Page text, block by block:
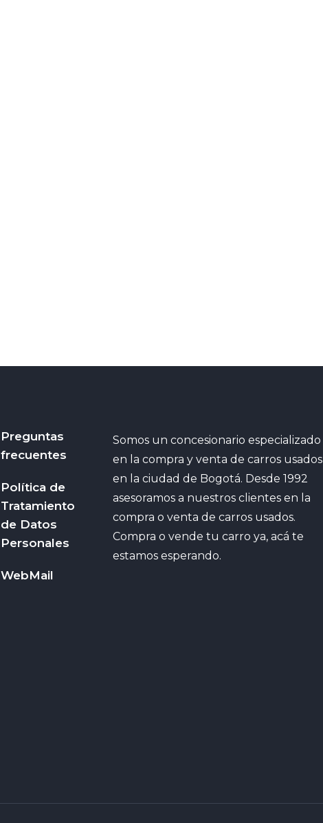
Preguntas
frecuentes
Política de
Tratamiento
de Datos
Personales
WebMail
Somos un concesionario especializado
en la compra y venta de carros usados
en la ciudad de Bogotá. Desde 1992
asesoramos a nuestros clientes en la
compra o venta de carros usados.
Compra o vende tu carro ya, acá te
estamos esperando.